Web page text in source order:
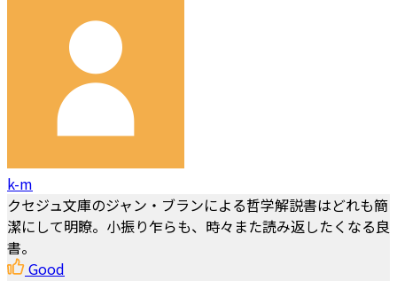
k-m
クセジュ文庫のジャン・ブランによる哲学解説書はどれも簡
潔にして明瞭。小振り乍らも、時々また読み返したくなる良
書。
Good